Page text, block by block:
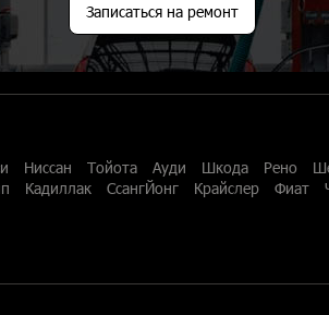
Записаться на ремонт
Ниссан Тойота Ауди Шкода Рено
Кадиллак СсангЙонг Крайслер Фиат